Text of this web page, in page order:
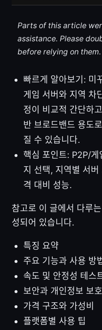
Parts of this article
assistance. Please
before relying on them.
빠르게 알아보기: 미
게임 서버와 지역 차
정이 비교적 간단하
반 브로드밴드 용도
질 수 있습니다.
핵심 포인트: P2P/게
지 선택, 지역별 서
격 대비 성능.
참고로 이 글에서 다루
성되어 있습니다.
특징 요약
주요 기능과 사용 방
속도 및 안정성 테스
보안과 개인정보 보호
가격 구조와 가성비
플랫폼별 사용 팁